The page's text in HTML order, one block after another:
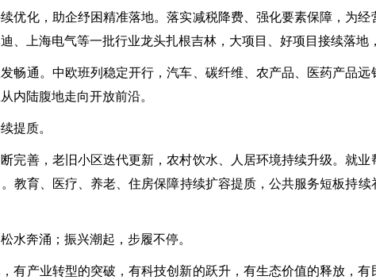
优化，助企纾困精准落地。落实减税降费、强化要素保障，为
、上海电气等一批行业龙头扎根吉林，大项目、好项目接续落地
畅通。中欧班列稳定开行，汽车、碳纤维、农产品、医药产品
内陆腹地走向开放前沿。
提质。
完善，老旧小区迭代更新，农村饮水、人居环境持续升级。就
教育、医疗、养老、住房保障持续扩容提质，公共服务短板持
水奔涌；振兴潮起，步履不停。
有产业转型的突破，有科技创新的跃升，有生态价值的释放，